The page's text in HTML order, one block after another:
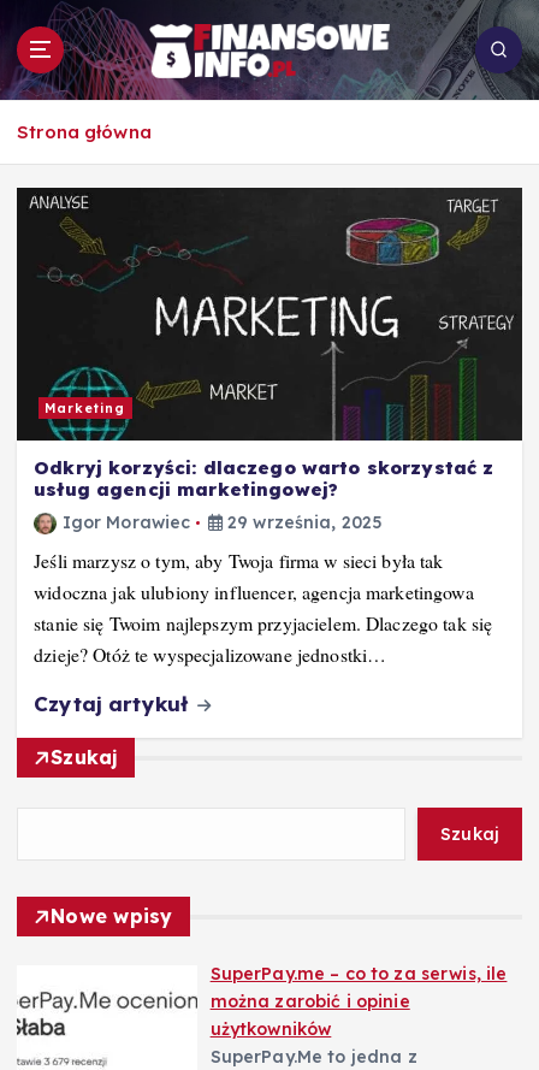
p
To i owo o rachunkowości, pracy, biznesie i
Strona główna
Marketing
Odkryj korzyści: dlaczego warto skorzystać z
usług agencji marketingowej?
Igor Morawiec 29 września, 2025
Jeśli marzysz o tym, aby Twoja firma w sieci była tak
widoczna jak ulubiony influencer, agencja marketingowa
stanie się Twoim najlepszym przyjacielem. Dlaczego tak się
dzieje? Otóż te wyspecjalizowane jednostki…
Czytaj artykuł
Szukaj
Szukaj
Nowe wpisy
SuperPay.me – co to za serwis, ile
można zarobić i opinie
użytkowników
SuperPay.Me to jedna z